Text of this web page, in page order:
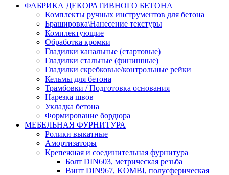
ФАБРИКА ДЕКОРАТИВНОГО БЕТОНА
Комплекты ручных инструментов для бетона
Брашировка\Нанесение текстуры
Комплектующие
Обработка кромки
Гладилки канальные (стартовые)
Гладилки стальные (финишные)
Гладилки скребковые/контрольные рейки
Кельмы для бетона
Трамбовки / Подготовка основания
Нарезка швов
Укладка бетона
Формирование бордюра
МЕБЕЛЬНАЯ ФУРНИТУРА
Ролики выкатные
Амортизаторы
Крепежная и соединительная фурнитура
Болт DIN603, метрическая резьба
Винт DIN967, KOMBI, полусферическая